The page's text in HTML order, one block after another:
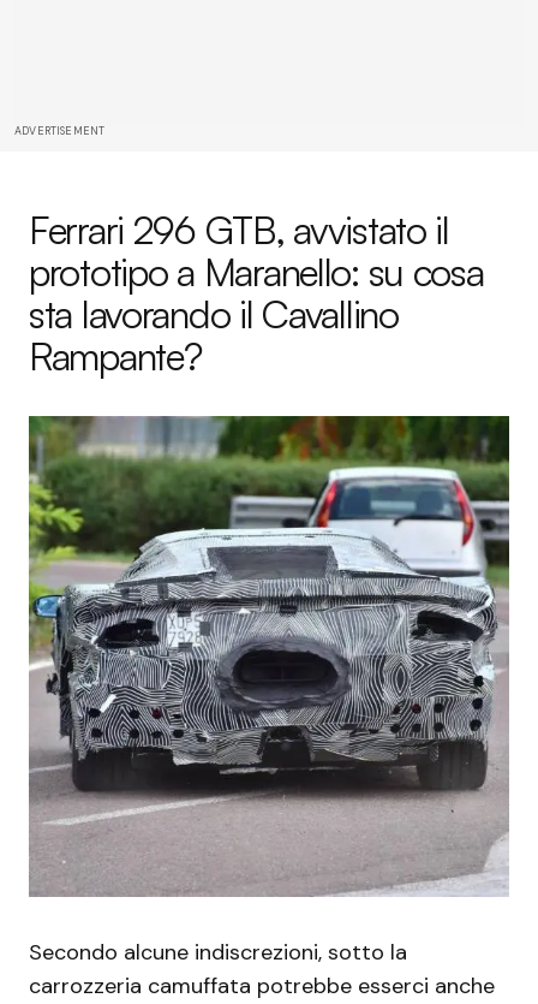
ADVERTISEMENT
Ferrari 296 GTB, avvistato il
prototipo a Maranello: su cosa
sta lavorando il Cavallino
Rampante?
Secondo alcune indiscrezioni, sotto la
carrozzeria camuffata potrebbe esserci anche